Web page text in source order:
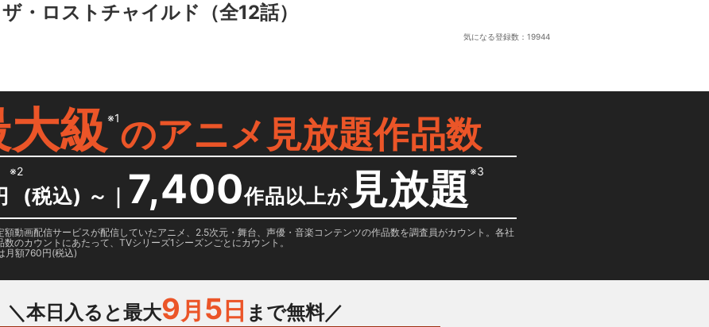
・ロストチャイルド （全12話）
気になる登録数： 19944
級 ※1のアニメ見放題作品数
※2
(税込) ～ ｜ 7,400作品以上が 見放題※3
動画配信サービスが配信していたアニメ、2.5次元・舞台、声優・音楽コンテンツの作品数を調査員がカウント。各社
のカウントにあたって、TVシリーズ1シーズンごとにカウント。
月額760円(税込)
＼本日入ると最大9月 5 日 まで無料／